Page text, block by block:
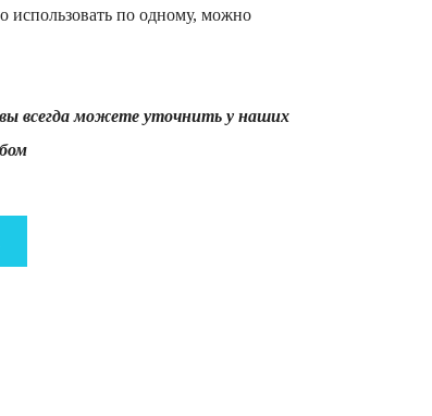
использовать по одному, можно
всегда можете уточнить у наших